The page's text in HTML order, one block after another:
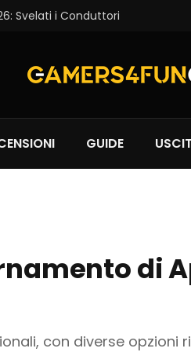
Svelati i Conduttori
GUIDE
di
con diverse opzioni